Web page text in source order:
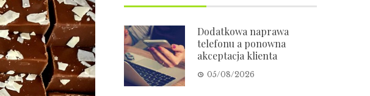
Dodatkowa naprawa
telefonu a ponowna
akceptacja klienta
05/08/2026